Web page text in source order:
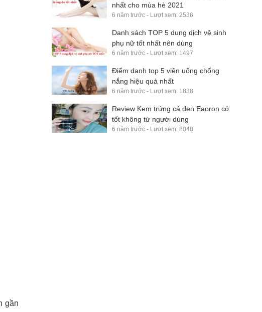
gần
nhất cho mùa hè 2021
6 năm trước - Lượt xem: 2536
Danh sách TOP 5 dung dịch vệ sinh
phụ nữ tốt nhất nên dùng
6 năm trước - Lượt xem: 1497
Điểm danh top 5 viên uống chống
nắng hiệu quả nhất
6 năm trước - Lượt xem: 1838
Review Kem trứng cá đen Eaoron có
tốt không từ người dùng
6 năm trước - Lượt xem: 8048